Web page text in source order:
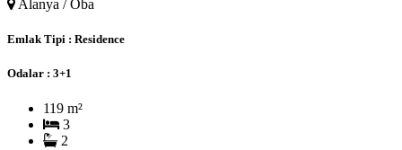
Alanya / Oba
Emlak Tipi : Residence
Odalar : 3+1
119 m²
3
2